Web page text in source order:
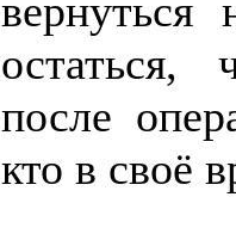
вернуться
остаться,
после
кто в своё